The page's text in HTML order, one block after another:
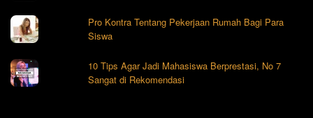
Pro Kontra Tentang Pekerjaan Rumah Bagi Para
Siswa
10 Tips Agar Jadi Mahasiswa Berprestasi, No 7
Sangat di Rekomendasi